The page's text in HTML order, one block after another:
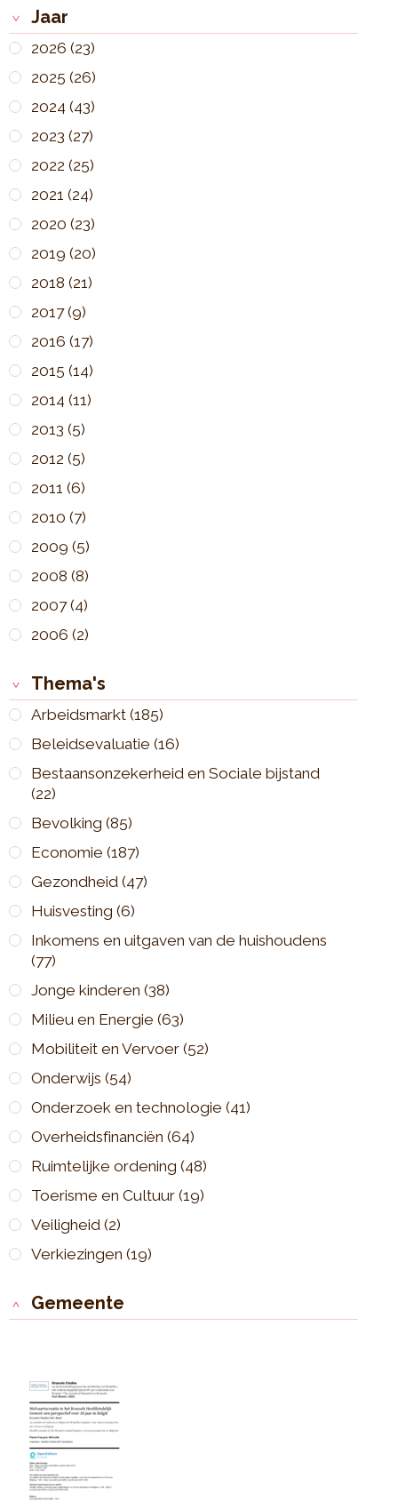
Jaar
2026 (23)
2025 (26)
2024 (43)
2023 (27)
2022 (25)
2021 (24)
2020 (23)
2019 (20)
2018 (21)
2017 (9)
2016 (17)
2015 (14)
2014 (11)
2013 (5)
2012 (5)
2011 (6)
2010 (7)
2009 (5)
2008 (8)
2007 (4)
2006 (2)
Thema's
Arbeidsmarkt (185)
Beleidsevaluatie (16)
Bestaansonzekerheid en Sociale bijstand
(22)
Bevolking (85)
Economie (187)
Gezondheid (47)
Huisvesting (6)
Inkomens en uitgaven van de huishoudens
(77)
Jonge kinderen (38)
Milieu en Energie (63)
Mobiliteit en Vervoer (52)
Onderwijs (54)
Onderzoek en technologie (41)
Overheidsfinanciën (64)
Ruimtelijke ordening (48)
Toerisme en Cultuur (19)
Veiligheid (2)
Verkiezingen (19)
Gemeente